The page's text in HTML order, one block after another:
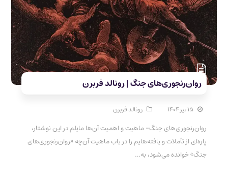
روان‌رنجوری‌های جنگ | رونالد فربرن
۱۵ تیر ۱۴۰۴ رونالد فربرن
روان‌رنجوری‌های جنگ- ماهیت و اهمیت آن‌ها مایلم در این نوشتار،
پاره‌ای از تأملات و یافته‌هایم را در باب ماهیت آن‌چه «روان‌رنجوری‌های
جنگ» خوانده می‌شود، به…